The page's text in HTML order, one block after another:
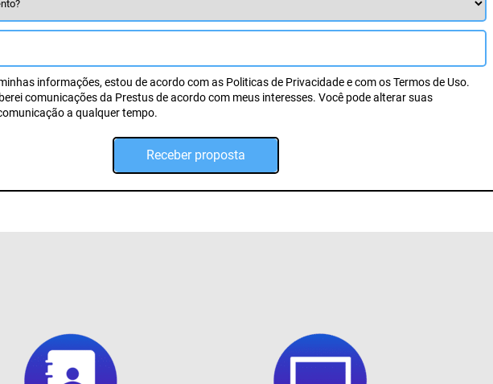
informações, estou de acordo com as Politicas de Privacidade e com os Termos de Uso.
comunicações da Prestus de acordo com meus interesses. Você pode alterar suas
a qualquer tempo.
Receber proposta